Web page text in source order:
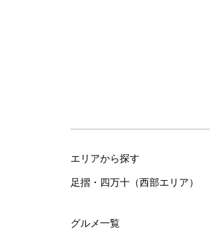
エリアから探す
足摺・四万十（西部エリア）
グルメ一覧